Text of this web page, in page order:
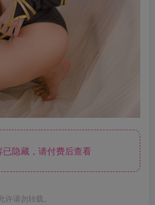
隐藏，请付费后查看
请勿转载。